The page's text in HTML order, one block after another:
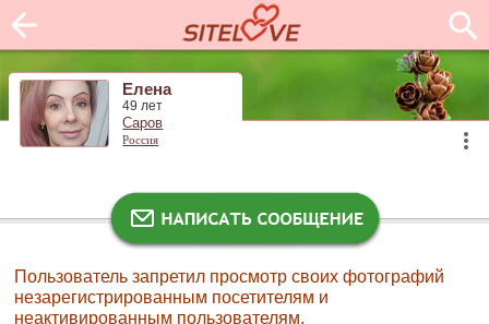
Елена
49 лет
Саров
Россия
Пользователь запретил просмотр своих фотографий
незарегистрированным посетителям и
неактивированным пользователям.